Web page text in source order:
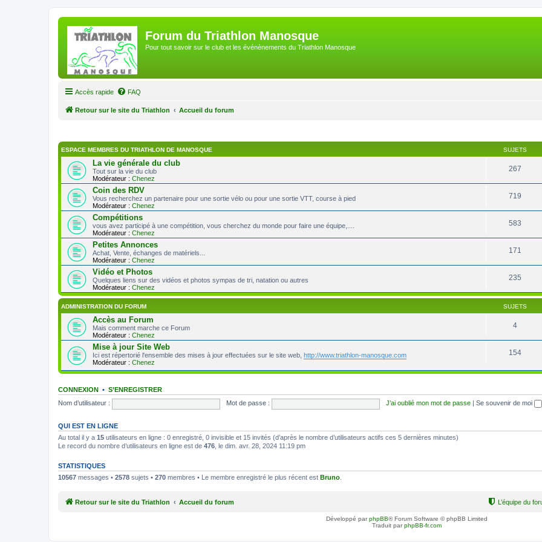
Forum du Triathlon Manosque
Pour tout savoir sur le club et les événènements du Triathlon Manosque
Accès rapide FAQ
Retour sur le site du Triathlon Accueil du forum
ESPACE MEMBRES DU TRIATHLON DE MANOSQUE SUJETS
La vie générale du club
Tout sur la vie du club
Modérateur : Chenez
267
Coin des RDV
Vous recherchez un partenaire pour une sortie vélo ou pour une sortie VTT, course à pied
Modérateur : Chenez
719
Compétitions
vous avez participé à une compétition, vous cherchez du monde pour faire une équipe,....
Modérateur : Chenez
583
Petites Annonces
Achat, Vente, échanges de matériels...
Modérateur : Chenez
171
Vidéo et Photos
Quelques liens sur des vidéos et photos sympas de tri, natation ou autres
Modérateur : Chenez
235
ADMINISTRATION DU FORUM SUJETS
Accès au Forum
Mais comment marche ce Forum
Modérateur : Chenez
4
Mise à jour Site Web
Ici est répertorié l'ensemble des mises à jour effectuées sur le site web, http://www.triathlon-manosque.com
Modérateur : Chenez
154
CONNEXION • S’ENREGISTRER
Nom d’utilisateur :
Mot de passe : J’ai oublié mon mot de passe Se souvenir de moi
QUI EST EN LIGNE
Au total il y a 15 utilisateurs en ligne : 0 enregistré, 0 invisible et 15 invités (d’après le nombre d’utilisateurs actifs ces 5 dernières minutes)
Le record du nombre d’utilisateurs en ligne est de 476 , le dim. avr. 28, 2024 11:19 pm
STATISTIQUES
10567 messages • 2578 sujets • 270 membres • Le membre enregistré le plus récent est Bruno
Retour sur le site du Triathlon Accueil du forum L’équipe du
Développé parphpBB® Forum Software © phpBB Limited
Traduit parphpBB-fr.com